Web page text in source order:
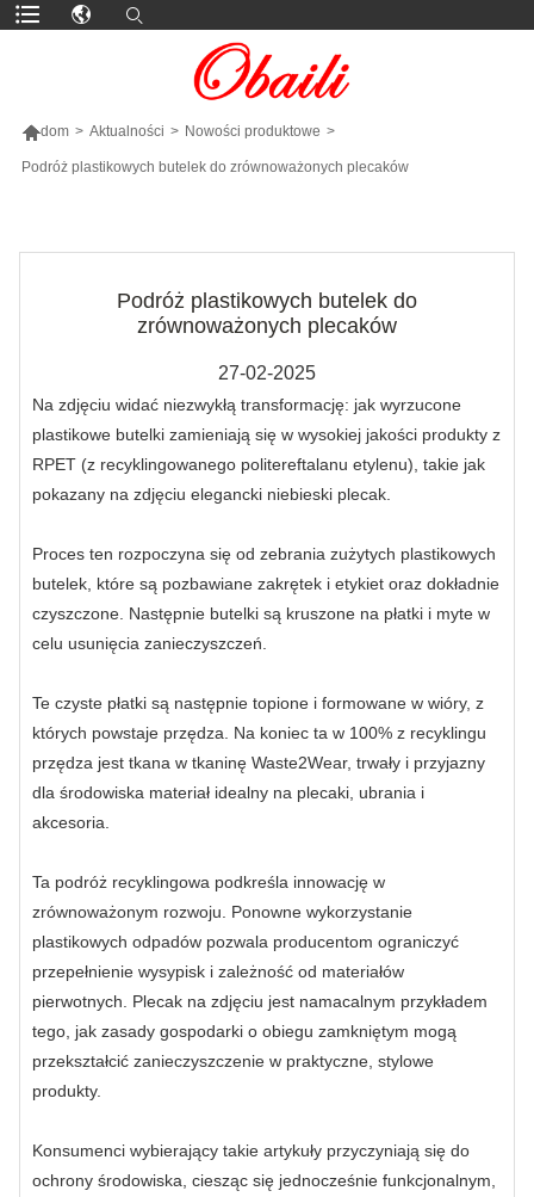
dom > Aktualności > Nowości produktowe >
Podróż plastikowych butelek do zrównoważonych plecaków
Podróż plastikowych butelek do
zrównoważonych plecaków
27-02-2025
Na zdjęciu widać niezwykłą transformację: jak wyrzucone
plastikowe butelki zamieniają się w wysokiej jakości produkty z
RPET (z recyklingowanego politereftalanu etylenu), takie jak
pokazany na zdjęciu elegancki niebieski plecak.
Proces ten rozpoczyna się od zebrania zużytych plastikowych
butelek, które są pozbawiane zakrętek i etykiet oraz dokładnie
czyszczone. Następnie butelki są kruszone na płatki i myte w
celu usunięcia zanieczyszczeń.
Te czyste płatki są następnie topione i formowane w wióry, z
których powstaje przędza. Na koniec ta w 100% z recyklingu
przędza jest tkana w tkaninę Waste2Wear, trwały i przyjazny
dla środowiska materiał idealny na plecaki, ubrania i
akcesoria.
Ta podróż recyklingowa podkreśla innowację w
zrównoważonym rozwoju. Ponowne wykorzystanie
plastikowych odpadów pozwala producentom ograniczyć
przepełnienie wysypisk i zależność od materiałów
pierwotnych. Plecak na zdjęciu jest namacalnym przykładem
tego, jak zasady gospodarki o obiegu zamkniętym mogą
przekształcić zanieczyszczenie w praktyczne, stylowe
produkty.
Konsumenci wybierający takie artykuły przyczyniają się do
ochrony środowiska, ciesząc się jednocześnie funkcjonalnym,